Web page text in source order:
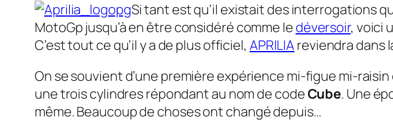
Si tant est qu’il existait des interrogations
MotoGp jusqu’à en être considéré comme le déversoir, voici
C’est tout ce qu’il y a de plus officiel, APRILIA reviendra dans
On se souvient d’une première expérience mi-figue mi-
une trois cylindres répondant au nom de codeCube. Une
même. Beaucoup de choses ont changé depuis…